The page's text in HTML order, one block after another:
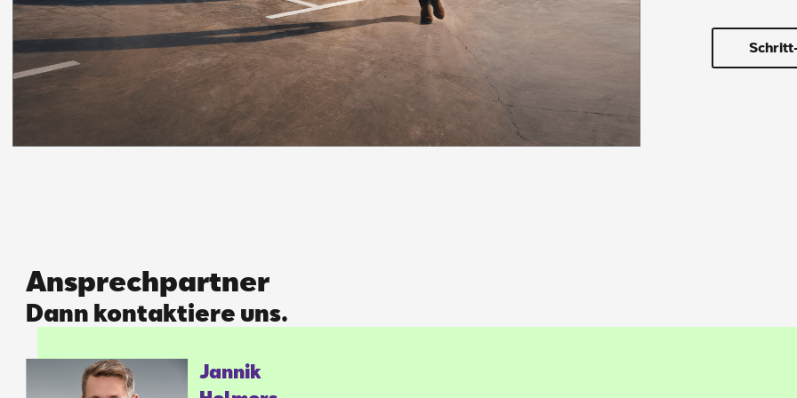
Ansprechpartner
Dann kontaktiere uns.
Jan­nik